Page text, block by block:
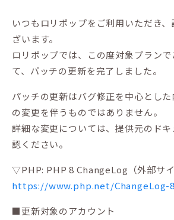
いつもロリポップをご利用いただき
ざいます。
ロリポップでは、この度対象プラン
て、パッチの更新を完了しました。
パッチの更新はバグ修正を中心とし
の変更を伴うものではありません。
詳細な変更については、提供元のド
認ください。
▽PHP: PHP 8 ChangeLog（外部サイ
https://www.php.net/ChangeLog-
■更新対象のアカウント